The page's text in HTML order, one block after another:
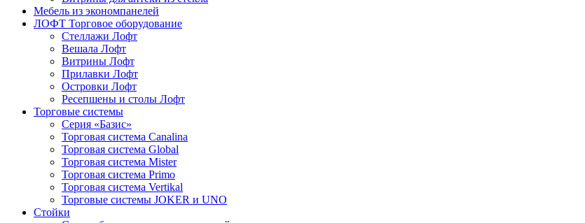
Мебель из экономпанелей
ЛОФТ Торговое оборудование
Стеллажи Лофт
Вешала Лофт
Витрины Лофт
Прилавки Лофт
Островки Лофт
Ресепшены и столы Лофт
Торговые системы
Серия «Базис»
Торговая система Canalina
Торговая система Global
Торговая система Mister
Торговая система Primo
Торговая система Vertikal
Торговые системы JOKER и UNO
Стойки